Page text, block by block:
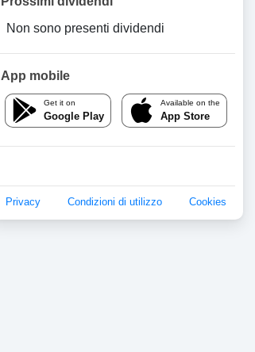
Non sono presenti dividendi
App mobile
Get it on
Google Play
Available on the
App Store
Privacy Condizioni di utilizzo Cookies